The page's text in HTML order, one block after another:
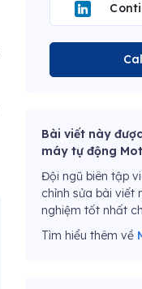
Bài viết này
máy tự động
Đội ngũ biên tập
chỉnh sửa bài viết
nghiệm tốt nhất
Tìm hiểu thêm về